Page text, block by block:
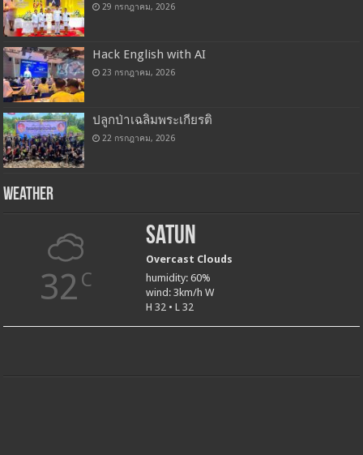
29 กรกฎาคม, 2026
Hack English with AI
23 กรกฎาคม, 2026
ปลูกป่าเฉลิมพระเกียรติ
22 กรกฎาคม, 2026
Weather
32 C
Satun
Overcast Clouds
humidity: 60%
wind: 3km/h W
H 32 • L 32